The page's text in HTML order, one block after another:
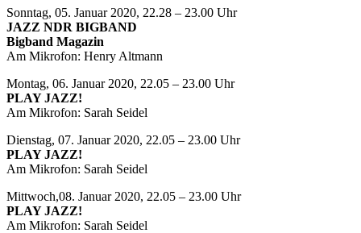
Sonntag, 05. Januar 2020, 22.28 – 23.00 Uhr
JAZZ NDR BIGBAND
Bigband Magazin
Am Mikrofon: Henry Altmann
Montag, 06. Januar 2020, 22.05 – 23.00 Uhr
PLAY JAZZ!
Am Mikrofon: Sarah Seidel
Dienstag, 07. Januar 2020, 22.05 – 23.00 Uhr
PLAY JAZZ!
Am Mikrofon: Sarah Seidel
Mittwoch,08. Januar 2020, 22.05 – 23.00 Uhr
PLAY JAZZ!
Am Mikrofon: Sarah Seidel